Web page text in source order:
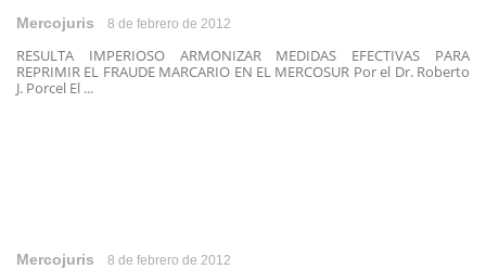
Mercojuris 8 de febrero de 2012
RESULTA IMPERIOSO ARMONIZAR MEDIDAS EFECTIVAS PARA
REPRIMIR EL FRAUDE MARCARIO EN EL MERCOSUR Por el Dr. Roberto
J. Porcel El ...
Mercojuris 8 de febrero de 2012